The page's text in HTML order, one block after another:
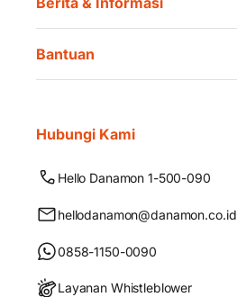
Bantuan
Hubungi Kami
Hello Danamon 1-500-090
hellodanamon@danamon.co.id
0858-1150-0090
Layanan Whistleblower